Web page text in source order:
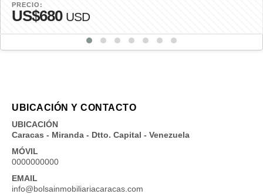
PRECIO:
US$680 USD
UBICACIÓN Y CONTACTO
UBICACIÓN
Caracas - Miranda - Dtto. Capital - Venezuela
MÓVIL
0000000000
EMAIL
info@bolsainmobiliariacaracas.com